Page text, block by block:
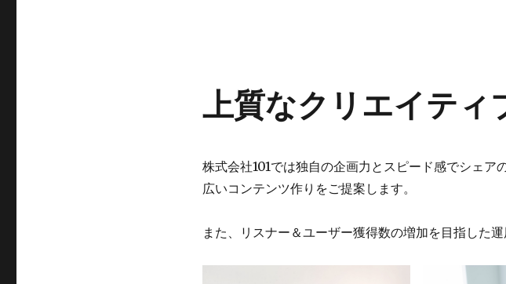
上質なクリエイティ
株式会社101では独自の企画力とスピード感でシェ
広いコンテンツ作りをご提案します。
また、リスナー＆ユーザー獲得数の増加を目指した